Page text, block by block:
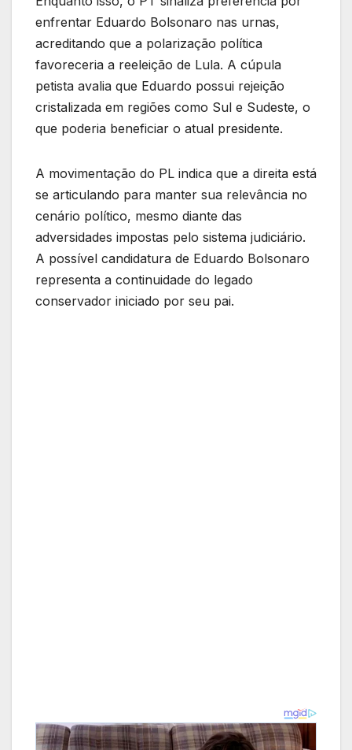
enfrentar Eduardo Bolsonaro nas urnas,
acreditando que a polarização política
favoreceria a reeleição de Lula. A cúpula
petista avalia que Eduardo possui rejeição
cristalizada em regiões como Sul e Sudeste, o
que poderia beneficiar o atual presidente.
A movimentação do PL indica que a direita está
se articulando para manter sua relevância no
cenário político, mesmo diante das
adversidades impostas pelo sistema judiciário.
A possível candidatura de Eduardo Bolsonaro
representa a continuidade do legado
conservador iniciado por seu pai.